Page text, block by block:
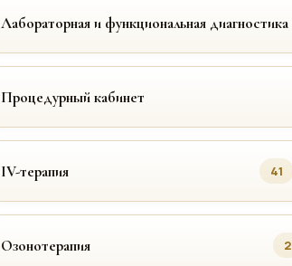
Лабораторная и функциональная диагностика
Процедурный кабинет
IV-терапия 41
Озонотерапия 2